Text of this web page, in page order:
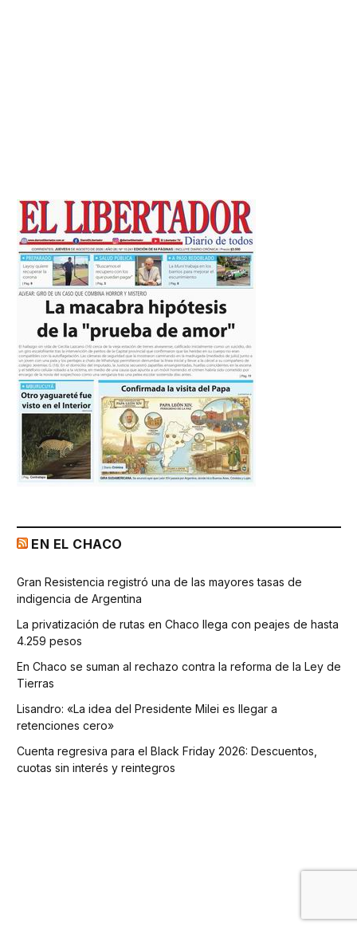
EN EL CHACO
Gran Resistencia registró una de las mayores tasas de
indigencia de Argentina
La privatización de rutas en Chaco llega con peajes de hasta
4.259 pesos
En Chaco se suman al rechazo contra la reforma de la Ley de
Tierras
Lisandro: «La idea del Presidente Milei es llegar a
retenciones cero»
Cuenta regresiva para el Black Friday 2026: Descuentos,
cuotas sin interés y reintegros